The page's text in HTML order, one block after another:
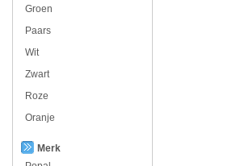
Groen
Paars
Wit
Zwart
Roze
Oranje
Merk